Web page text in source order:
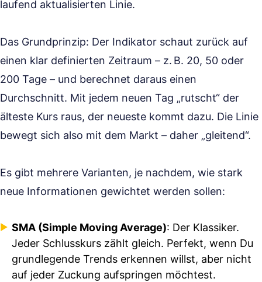
laufend aktualisierten Linie.
Das Grundprinzip: Der Indikator schaut zurück auf
einen klar definierten Zeitraum – z. B. 20, 50 oder
200 Tage – und berechnet daraus einen
Durchschnitt. Mit jedem neuen Tag „rutscht“ der
älteste Kurs raus, der neueste kommt dazu. Die Linie
bewegt sich also mit dem Markt – daher „gleitend“.
Es gibt mehrere Varianten, je nachdem, wie stark
neue Informationen gewichtet werden sollen:
SMA (Simple Moving Average): Der Klassiker.
Jeder Schlusskurs zählt gleich. Perfekt, wenn Du
grundlegende Trends erkennen willst, aber nicht
auf jeder Zuckung aufspringen möchtest.